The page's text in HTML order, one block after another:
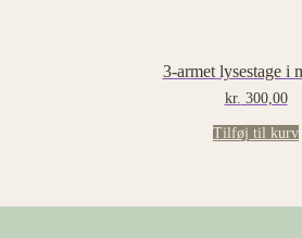
3-armet lysestage i
kr. 300,00
Tilføj til kurv